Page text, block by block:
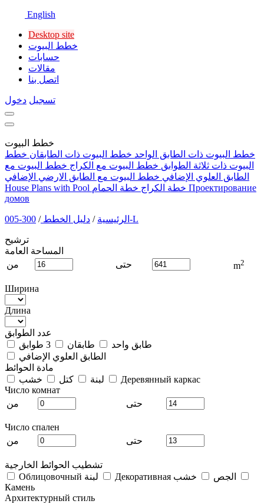
English
Desktop site
خطط البيوت
حسابات
مقالات
اتصل بنا
تسجيل دخول
خطط البيوت
خطط البيوت ذات الطابق الواحد خطط البيوت ذات الطابقان خطط
البيوت ذات ثلاثة الطوابق خطط البيوت مع الكراج خطط البيوت مع
الطابق العلوي الإضافي خطط البيوت مع الطابق الارضي الإضافي
House Plans with Pool
خطة الكراج خطة الحمام
Проектирование
домов
الرئيسية / دليل الخطط / 300-005-L
ترشيح
المساحة العامة
من
حتى m2
Ширина
Длина
عدد الطوابق
طابق واحد
طابقان
الطابق العلوي الإضافي
مادة الحوائط
لبنة
كتل خشب
Деревянный каркас
Число комнат
من
حتى
Число спален
من
حتى
تشطيب الحوائط الخارجية
Облицовочный لبنة
Декоративная الجص
خشب
Камень
Архитектурный стиль